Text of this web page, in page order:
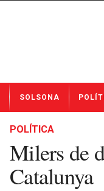
t
SOLSONA
POLÍTICA
Milers de
Catalunya